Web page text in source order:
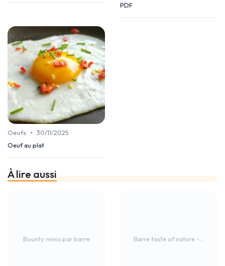
PDF
Oeufs • 30/11/2025
Oeuf au plat
À lire aussi
Bounty minis par barre Barre taste of nature -...